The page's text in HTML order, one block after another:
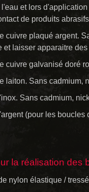
et lors
de produits abrasifs
cuivre plaqué argent.
et laisser apparaitre
cuivre galvanisé doré
laiton. Sans cadmium,
Sans cadmium,
(pour les boucles
la réalisation des
nylon élastique / tressé